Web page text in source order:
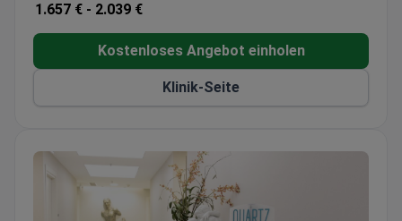
1.657 € - 2.039 €
Kostenloses Angebot einholen
Klinik-Seite